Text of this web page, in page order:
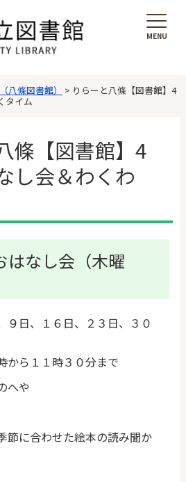
MENU
八條図書館）
> りらーと八條【図書館】4
タイム
條【図書館】4
し会＆わくわ
なし会（木曜
日、１６日、２３日、３０
１１時３０分まで
へや
に合わせた絵本の読み聞か